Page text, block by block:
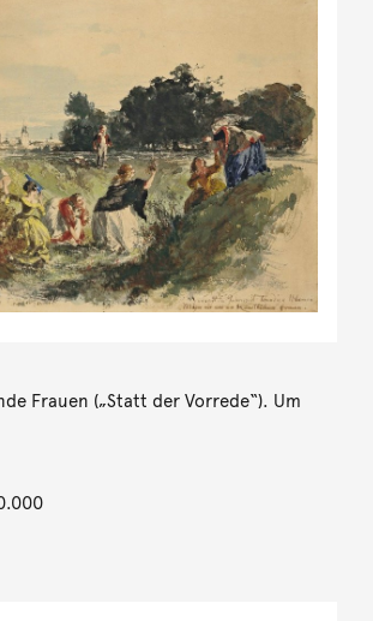
Frauen („Statt der Vorrede“). Um